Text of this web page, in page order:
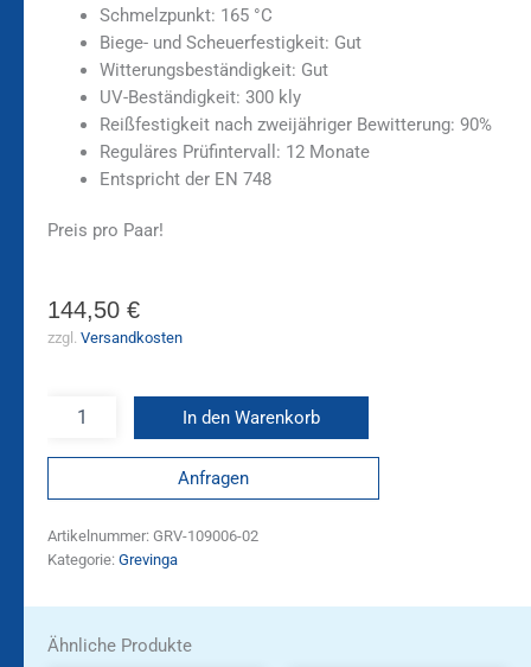
Schmelzpunkt: 165 °C
Biege- und Scheuerfestigkeit: Gut
Witterungsbeständigkeit: Gut
UV-Beständigkeit: 300 kly
Reißfestigkeit nach zweijähriger Bewitterung: 90%
Reguläres Prüfintervall: 12 Monate
Entspricht der EN 748
Preis pro Paar!
144,50 €
zzgl. Versandkosten
In den Warenkorb
Anfragen
Artikelnummer: GRV-109006-02
Kategorie: Grevinga
Ähnliche Produkte